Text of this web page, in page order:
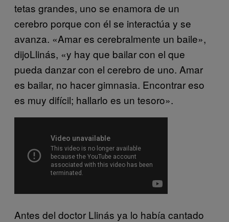
tetas grandes, uno se enamora de un
cerebro porque con él se interactúa y se
avanza. «Amar es cerebralmente un baile»,
dijoLlinás, «y hay que bailar con el que
pueda danzar con el cerebro de uno. Amar
es bailar, no hacer gimnasia. Encontrar eso
es muy difícil; hallarlo es un tesoro».
Antes del doctor Llinás ya lo había cantado